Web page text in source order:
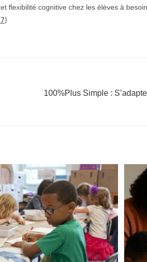
cognitive chez les élèves à
⟩
100%Plus Simple :